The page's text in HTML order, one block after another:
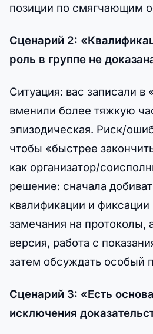
позиции по смягчающим
Сценарий 2:
роль в группе не
Ситуация: вас записали в
вменили более тяжкую
эпизодическая. Риск/
чтобы «быстрее
как организатор/
решение: сначала
квалификации и фиксации
замечания на протоколы,
версия, работа с
затем обсуждать особый
Сценарий 3: «Есть
исключения